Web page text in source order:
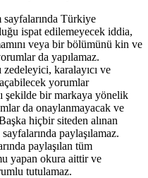
Türkiye
ispat edilemeyecek iddia,
veya bir bölümünü kin ve
da yapılamaz.
karalayıcı ve
yorumlar
şekilde bir markaya yönelik
da onaylanmayacak ve
hiçbir siteden alınan
paylaşılamaz.
paylaşılan tüm
yapan okura aittir ve
tutulamaz.